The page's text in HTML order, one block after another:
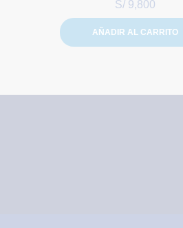
S/9,800
AÑADIR AL CARRITO